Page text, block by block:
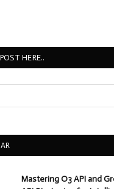
HERE..
Mastering O3 API and